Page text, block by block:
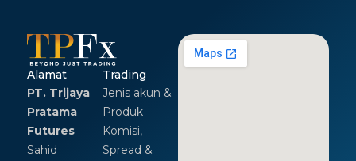
Alamat
PT. Trijaya
Pratama
Futures
Sahid
Trading
Jenis akun &
Produk
Komisi,
Spread &